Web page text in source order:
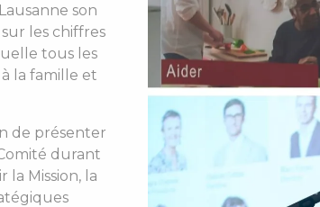
son
les chiffres
tous les
la famille et
de présenter
durant
la Mission, la